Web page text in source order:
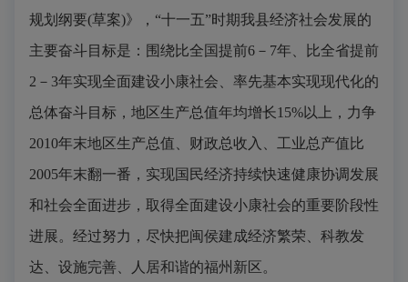
规划纲要(草案)》，“十一五”时期我县经济社会发展的
主要奋斗目标是：围绕比全国提前6 － 7年、比全省提前
2 － 3年实现全面建设小康社会、率先基本实现现代化的
总体奋斗目标，地区生产总值年均增长15%以上，力争
2010年末地区生产总值、财政总收入、工业总产值比
2005年末翻一番，实现国民经济持续快速健康协调发展
和社会全面进步，取得全面建设小康社会的重要阶段性
进展。经过努力，尽快把闽侯建成经济繁荣、科教发
达、设施完善、人居和谐的福州新区。